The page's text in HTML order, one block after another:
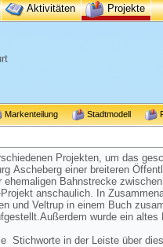
Aktivitäten Projekte
Markenteilung Stadtmodell
Projekten, um das
Ascheberg einer breiteren
Bahnstrecke
anschaulich. In
und Veltrup in einem Buch
wurde ein
Stichworte in der Leiste über